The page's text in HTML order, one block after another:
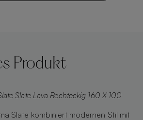
Produkt
Slate Lava Rechteckig 160 X 100
Slate kombiniert modernen Stil mit